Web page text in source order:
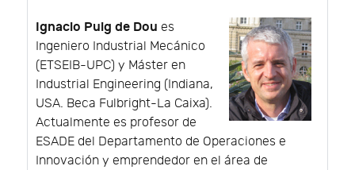
Ignacio Puig de Dou es
Ingeniero Industrial Mecánico
(ETSEIB-UPC) y Máster en
Industrial Engineering (Indiana,
USA. Beca Fulbright-La Caixa).
Actualmente es profesor de
ESADE del Departamento de Operaciones e
Innovación y emprendedor en el área de